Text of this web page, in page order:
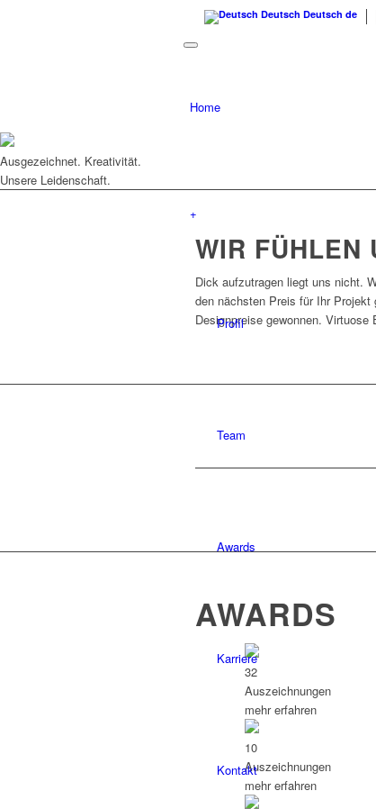
Deutsch Deutsch de
Home
+
Profil
Team
Awards
Karriere
Kontakt
Ausgezeichnet. Kreativität.
Unsere Leidenschaft.
WIR FÜHLEN
Dick aufzutragen liegt uns nicht.
den nächsten Preis für Ihr Projekt
Designpreise gewonnen.
AWARDS
32
Auszeichnungen
mehr erfahren
10
Auszeichnungen
mehr erfahren